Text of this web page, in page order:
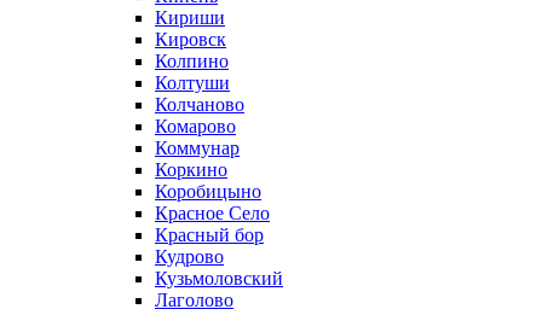
Кириши
Кировск
Колпино
Колтуши
Колчаново
Комарово
Коммунар
Коркино
Коробицыно
Красное Село
Красный бор
Кудрово
Кузьмоловский
Лаголово